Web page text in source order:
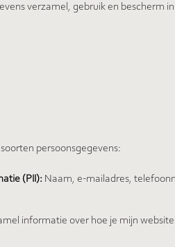
verzamel, gebruik en bescherm
persoonsgegevens:
(PII): Naam, e-mailadres,
informatie over hoe je mijn